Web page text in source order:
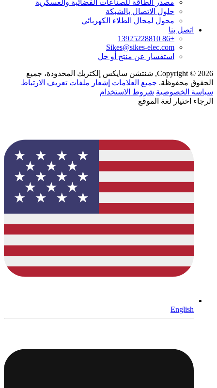
مصدر الطاقة للصناعات الفضائية والعسكرية
حلول الاتصال بالشبكة
محول لمجال الطلاء الكهربائي
اتصل بنا
+86 13925228810
Sikes@sikes-elec.com
استفسار عن منتج أو حل
Copyright © 2026, شنتشن سايكس إلكتريك المحدودة، جميع
الحقوق محفوظة. جميع العلامات إشعار ملفات تعريف الارتباط
سياسة الخصوصية شروط الاستخدام
الرجاء اختيار لغة الموقع
English